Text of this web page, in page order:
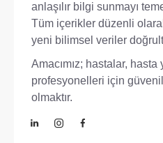
anlaşılır bilgi sunmayı
Tüm içerikler düzenli
yeni bilimsel veriler
Amacımız; hastalar, hasta
profesyonelleri için
olmaktır.